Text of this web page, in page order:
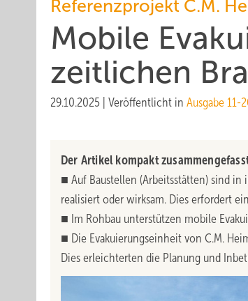
Referenzprojekt C.M.
Mobile
zeit­lichen
29.10.2025 Veröffentlicht in Ausgabe 11-
Der Artikel kompakt
■ Auf Baustellen (Arbeitsstätten) sind
realisiert oder wirksam. Dies erfordert
■ Im Rohbau unterstützen mobile
■ Die Evakuierungseinheit von C.M.
Dies erleichterten die Planung und